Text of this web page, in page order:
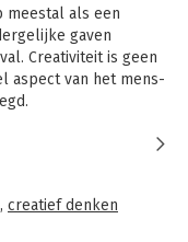
meestal als een
gaven
Creativiteit is geen
aspect van het mens-
der jaren diep
komt en heeft
gaat over je
je relatie tot de
leven, maar wie
, creatief denken